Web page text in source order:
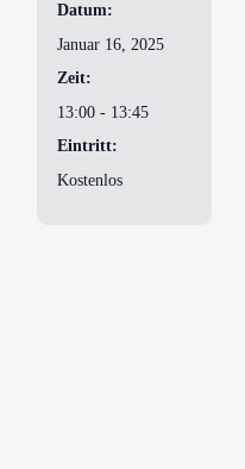
Datum:
Januar 16, 2025
Zeit:
13:00 - 13:45
Eintritt:
Kostenlos